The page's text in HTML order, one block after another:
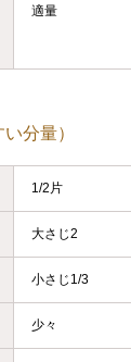
適量
分量）
1/2片
大さじ2
小さじ1/3
少々